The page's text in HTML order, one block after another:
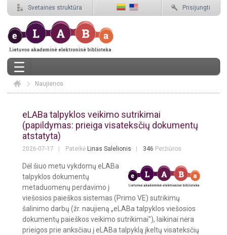
Svetainės struktūra Prisijungti
Elaba
Naujienos
eLABa talpyklos veikimo sutrikimai
(papildymas: prieiga visateksčių dokumentų
atstatyta)
2026-07-17 Pateikė Linas Salelionis 346 Peržiūros
Dėl šiuo metu vykdomų eLABa
talpyklos dokumentų
metaduomenų perdavimo į
viešosios paieškos sistemas (Primo VE) sutrikimų
šalinimo darbų (žr. naujieną „eLABa talpyklos viešosios
dokumentų paieškos veikimo sutrikimai"), laikinai nėra
prieigos prie anksčiau į eLABa talpyklą įkeltų visateksčių